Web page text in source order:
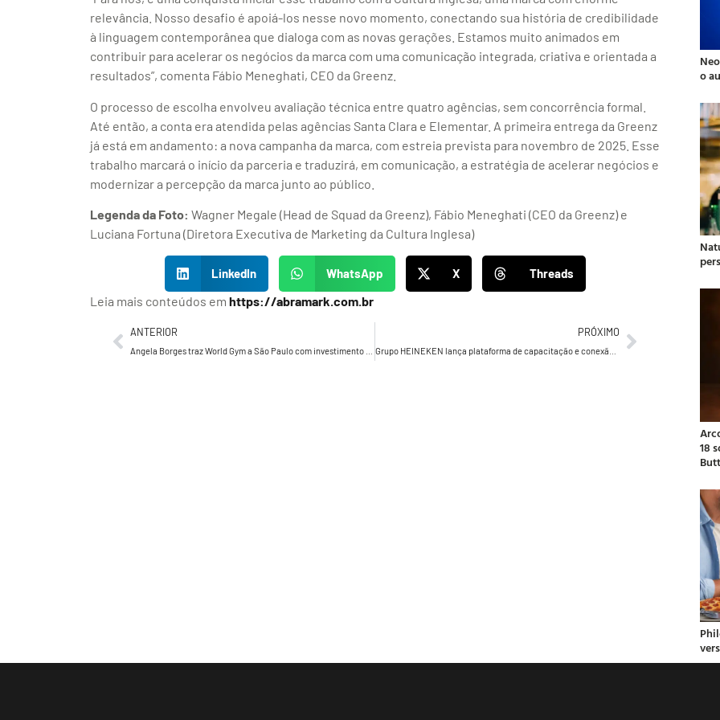
relevância. Nosso desafio é apoiá-los nesse novo momento, conectando sua história de credibilidade
à linguagem contemporânea que dialoga com as novas gerações. Estamos muito animados em
contribuir para acelerar os negócios da marca com uma comunicação integrada, criativa e orientada a
resultados”, comenta Fábio Meneghati, CEO da Greenz.
O processo de escolha envolveu avaliação técnica entre quatro agências, sem concorrência formal.
Até então, a conta era atendida pelas agências Santa Clara e Elementar. A primeira entrega da Greenz
já está em andamento: a nova campanha da marca, com estreia prevista para novembro de 2025. Esse
trabalho marcará o início da parceria e traduzirá, em comunicação, a estratégia de acelerar negócios e
modernizar a percepção da marca junto ao público.
Legenda da Foto: Wagner Megale (Head de Squad da Greenz), Fábio Meneghati (CEO da Greenz) e
Luciana Fortuna (Diretora Executiva de Marketing da Cultura Inglesa)
LinkedIn WhatsApp X Threads
Leia mais conteúdos em https://abramark.com.br
ANTERIOR PRÓXIMO
o
18